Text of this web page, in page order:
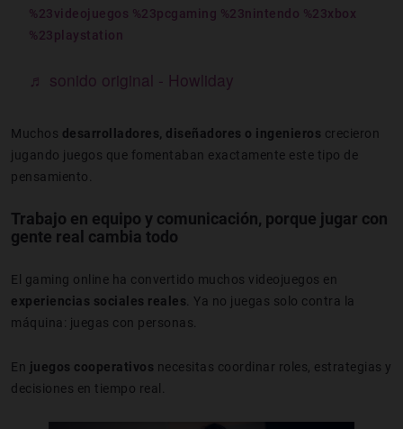
%23videojuegos %23pcgaming %23nintendo %23xbox
%23playstation
♬ sonido original - Howliday
Muchos desarrolladores, diseñadores o ingenieros crecieron
jugando juegos que fomentaban exactamente este tipo de
pensamiento.
Trabajo en equipo y comunicación, porque jugar con
gente real cambia todo
El gaming online ha convertido muchos videojuegos en
experiencias sociales reales . Ya no juegas solo contra la
máquina: juegas con personas.
En juegos cooperativos necesitas coordinar roles, estrategias y
decisiones en tiempo real.